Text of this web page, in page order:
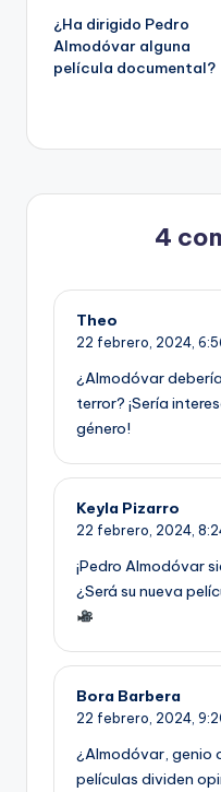
de
entradas
¿Ha dirigido Pedro
Almodóvar alguna
película documental?
4
Theo
22 febrero, 2024,
¿Almodóvar
terror? ¡Sería
género!
Keyla Pizarro
22 febrero, 2024,
¡Pedro Almodóvar
¿Será su nueva
Bora Barbera
22 febrero, 2024,
¿Almodóvar, genio
películas dividen